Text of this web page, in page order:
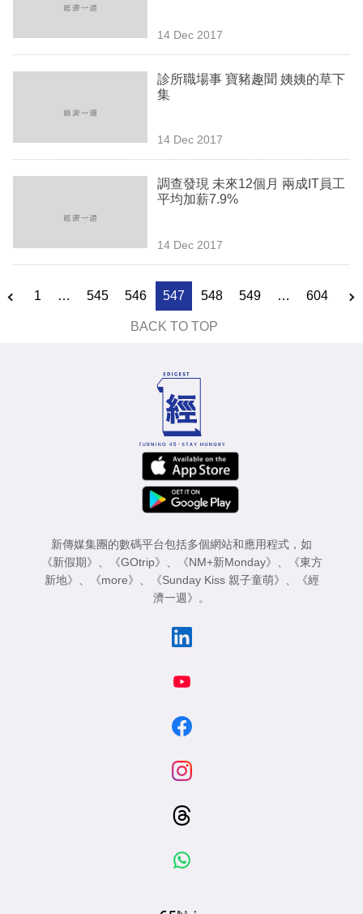
14 Dec 2017
診所職場事 寶豬趣聞 姨姨的草下
集
14 Dec 2017
調查發現 未來12個月 兩成IT員工
平均加薪7.9%
14 Dec 2017
1 … 545 546 547 548 549 … 604
BACK TO TOP
新傳媒集團的數碼平台包括多個網站和應用程式，如
《新假期》 、 《GOtrip》 、 《NM+新Monday》 、
《東方
新地》 、 《more》 、 《Sunday Kiss 親子童萌》 、
《經
濟一週》 。